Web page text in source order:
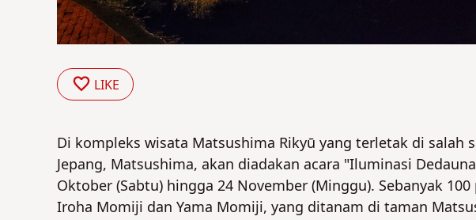
LIKE
Di kompleks wisata Matsushima Rikyū yang terletak di salah
Jepang, Matsushima, akan diadakan acara "Iluminasi
Oktober (Sabtu) hingga 24 November (Minggu). Sebanyak
Iroha Momiji dan Yama Momiji, yang ditanam di taman